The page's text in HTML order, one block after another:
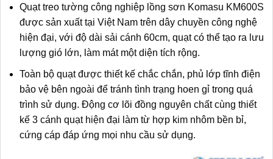
Quạt treo tường công nghiệp lồng sơn Komasu KM600S
được sản xuất tại Việt Nam trên dây chuyền công nghệ
hiện đại, với độ dài sải cánh 60cm, quạt có thể tạo ra lưu
lượng gió lớn, làm mát một diện tích rộng.
Toàn bộ quạt được thiết kế chắc chắn, phủ lớp tĩnh điện
bảo vệ bên ngoài để tránh tình trạng hoen gỉ trong quá
trình sử dụng. Động cơ lõi đồng nguyên chất cùng thiết
kế 3 cánh quạt hiện đại làm từ hợp kim nhôm bền bỉ,
cứng cáp đáp ứng mọi nhu cầu sử dụng.